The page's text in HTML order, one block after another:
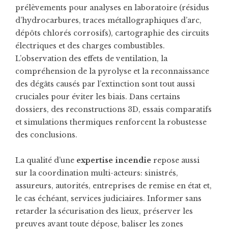
prélèvements pour analyses en laboratoire (résidus
d’hydrocarbures, traces métallographiques d’arc,
dépôts chlorés corrosifs), cartographie des circuits
électriques et des charges combustibles.
L’observation des effets de ventilation, la
compréhension de la pyrolyse et la reconnaissance
des dégâts causés par l’extinction sont tout aussi
cruciales pour éviter les biais. Dans certains
dossiers, des reconstructions 3D, essais comparatifs
et simulations thermiques renforcent la robustesse
des conclusions.
La qualité d’une expertise incendie repose aussi
sur la coordination multi-acteurs: sinistrés,
assureurs, autorités, entreprises de remise en état et,
le cas échéant, services judiciaires. Informer sans
retarder la sécurisation des lieux, préserver les
preuves avant toute dépose, baliser les zones